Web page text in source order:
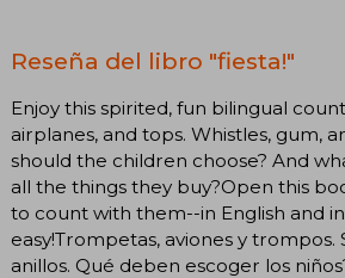
Reseña del libro "fiesta!"
Enjoy this spirited, fun bilingual
airplanes, and tops. Whistles, gum,
should the children choose? And
all the things they buy?Open this
to count with them--in English and
easy!Trompetas, aviones y trompos.
anillos. Qué deben escoger los